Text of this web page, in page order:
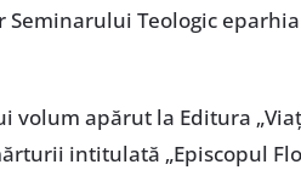
Teologic
volum apărut la Editura
intitulată „Episcopul